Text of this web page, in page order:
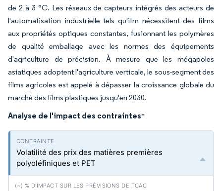
de 2 à 3 °C. Les réseaux de capteurs intégrés des acteurs de
l'automatisation industrielle tels qu'ifm nécessitent des films
aux propriétés optiques constantes, fusionnant les polymères
de qualité emballage avec les normes des équipements
d'agriculture de précision. À mesure que les mégapoles
asiatiques adoptent l'agriculture verticale, le sous-segment des
films agricoles est appelé à dépasser la croissance globale du
marché des films plastiques jusqu'en 2030.
Analyse de l'impact des contraintes*
Volatilité des prix des matières premières
polyoléfiniques et PET